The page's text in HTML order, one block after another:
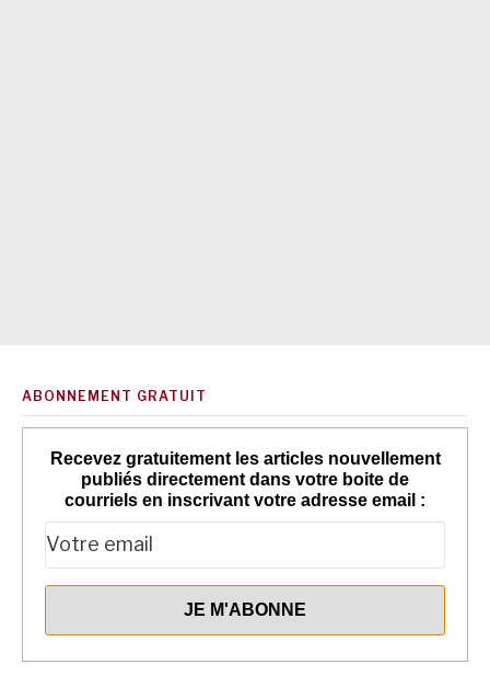
ABONNEMENT GRATUIT
Recevez gratuitement les articles nouvellement
publiés directement dans votre boite de
courriels en inscrivant votre adresse email :